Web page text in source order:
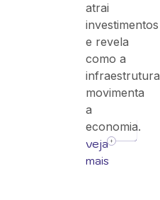
atrai
investimentos
e revela
como a
infraestrutura
movimenta
a
economia.
veja
mais